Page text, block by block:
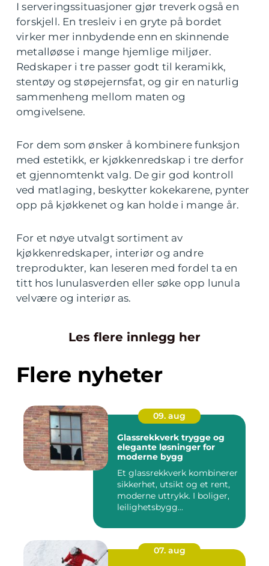
I serveringssituasjoner gjør treverk også en
forskjell. En tresleiv i en gryte på bordet
virker mer innbydende enn en skinnende
metalløøse i mange hjemlige miljøer.
Redskaper i tre passer godt til keramikk,
stentøy og støpejernsfat, og gir en naturlig
sammenheng mellom maten og
omgivelsene.
For dem som ønsker å kombinere funksjon
med estetikk, er kjøkkenredskap i tre derfor
et gjennomtenkt valg. De gir god kontroll
ved matlaging, beskytter kokekarene, pynter
opp på kjøkkenet og kan holde i mange år.
For et nøye utvalgt sortiment av
kjøkkenredskaper, interiør og andre
treprodukter, kan leseren med fordel ta en
titt hos lunulasverden eller søke opp lunula
velvære og interiør as.
Les flere innlegg her
Flere nyheter
09. aug
Glassrekkverk trygge og
elegante løsninger for
moderne bygg
Et glassrekkverk kombinerer
sikkerhet, utsikt og et rent,
moderne uttrykk. I boliger,
leilighetsbygg...
07. aug